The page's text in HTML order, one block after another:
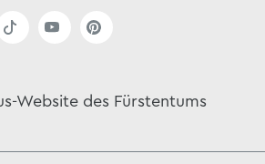
Website des Fürstentums